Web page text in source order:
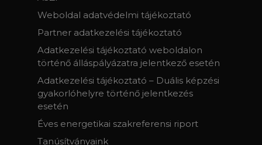
Weboldal adatvédelmi tájékoztató
Partner adatkezelési tájékoztató
Adatkezelési tájékoztató weboldalon
történő álláspályázatra jelentkező esetén
Adatkezelési tájékoztató – Duális képzési
gyakorlóhelyre történő jelentkezés
esetén
Éves energetikai szakreferensi riport
Tanúsítványaink